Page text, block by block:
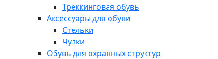
Треккинговая обувь
Аксессуары для обуви
Стельки
Чулки
Обувь для охранных структур